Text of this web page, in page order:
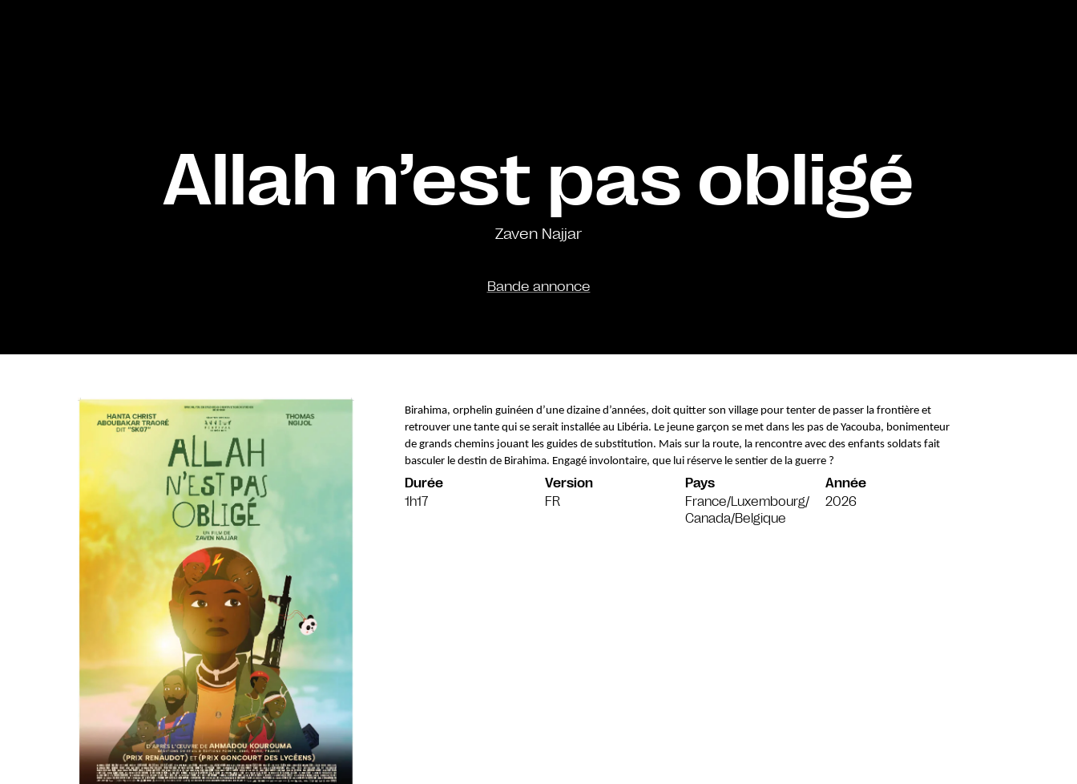
Allah n’est pas obligé
Zaven Najjar
Bande annonce
Birahima, orphelin guinéen d’une dizaine d’années, doit quitter son village pour tenter de passer la frontière et
retrouver une tante qui se serait installée au Libéria. Le jeune garçon se met dans les pas de Yacouba, bonimenteur
de grands chemins jouant les guides de substitution. Mais sur la route, la rencontre avec des enfants soldats fait
basculer le destin de Birahima. Engagé involontaire, que lui réserve le sentier de la guerre ?
Durée
1h17
Version
FR
Pays
France/Luxembourg/
Canada/Belgique
Année
2026